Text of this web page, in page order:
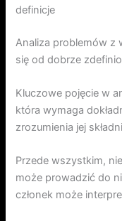
definicje
Analiza problemów z
się od dobrze
Kluczowe pojęcie w
która wymaga
zrozumienia jej
Przede wszystkim,
może prowadzić do
członek może